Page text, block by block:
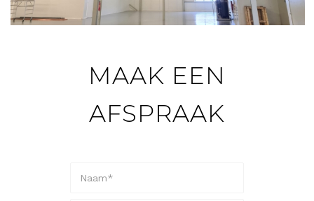
MAAK EEN
AFSPRAAK